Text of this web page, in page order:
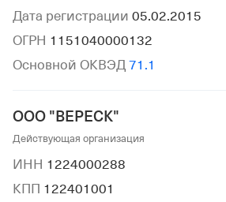
Дата регистрации 05.02.2015
ОГРН 1151040000132
Основной ОКВЭД 71.1
ООО "ВЕРЕСК"
Действующая организация
ИНН 1224000288
КПП 122401001